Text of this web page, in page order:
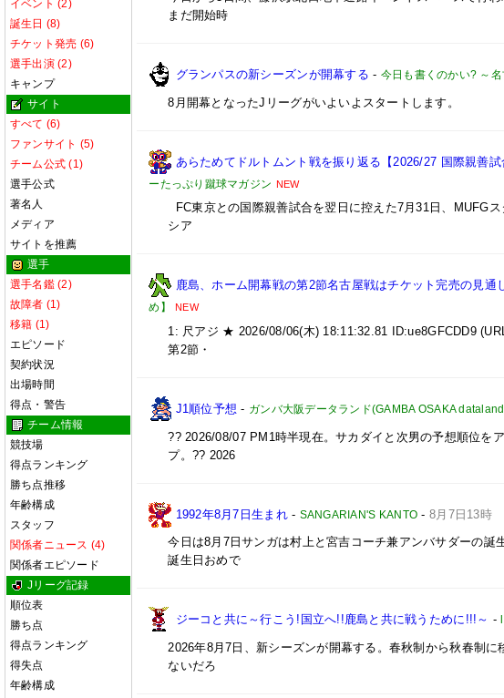
イベント (2)
誕生日 (8)
チケット発売 (6)
選手出演 (2)
キャンプ
サイト
すべて (6)
ファンサイト (5)
チーム公式 (1)
選手公式
著名人
メディア
サイトを推薦
選手
選手名鑑 (2)
故障者 (1)
移籍 (1)
エピソード
契約状況
出場時間
得点・警告
チーム情報
競技場
得点ランキング
勝ち点推移
年齢構成
スタッフ
関係者ニュース (4)
関係者エピソード
Jリーグ記録
順位表
勝ち点
得点ランキング
得失点
年齢構成
まだ開始時
グランパスの新シーズンが開幕する - 今日も書くのかい? ～
8月開幕となったJリーグがいよいよスタートします。
あらためてドルトムント戦を振り返る【2026/27 国際親善
ーたっぷり蹴球マガジン NEW
FC東京との国際親善試合を翌日に控えた7月31日、MUFG
シア
鹿島、ホーム開幕戦の第2節名古屋戦はチケット完売の見
め】
NEW
1: 尺アジ ★ 2026/08/06(木) 18:11:32.81 ID:ue8GFCDD9
第2節・
J1順位予想 - ガンバ大阪データランド(GAMBA OSAKA
?? 2026/08/07 PM1時半現在。サカダイと次男の予想順位を
プ。?? 2026
1992年8月7日生まれ- SANGARIAN'S KANTO - 8月7日13時
今日は8月7日サンガは村上と宮吉コーチ兼アンバサダーの
誕生日おめで
ジーコと共に～行こう!国立へ!!鹿島と共に戦うために!!!～ -
2026年8月7日、新シーズンが開幕する。春秋制から秋春制
ないだろ